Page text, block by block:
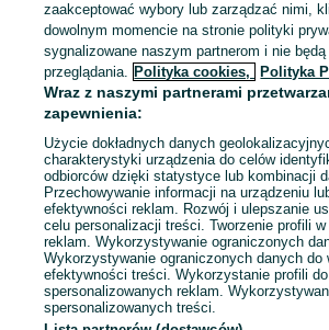
zaakceptować wybory lub zarządzać nimi,
dowolnym momencie na stronie polityki
sygnalizowane naszym partnerom i nie będą
przeglądania. Polityka cookies, Polityka
Wraz z naszymi partnerami
zapewnienia:
Użycie dokładnych danych
charakterystyki urządzenia do celów
odbiorców dzięki statystyce lub kombinacji
Przechowywanie informacji na urządzeniu
efektywności reklam. Rozwój i ulepszanie
celu personalizacji treści. Tworzenie profili
reklam. Wykorzystywanie ograniczonych
Wykorzystywanie ograniczonych danych do
efektywności treści. Wykorzystanie profili
spersonalizowanych reklam.
spersonalizowanych treści.